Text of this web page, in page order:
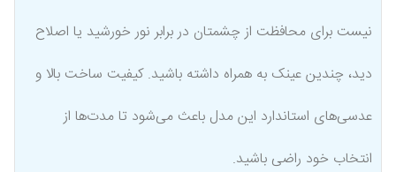
نیست برای محافظت از چشمتان در برابر نور خورشید یا اصلاح
دید، چندین عینک به همراه داشته باشید. کیفیت ساخت بالا و
عدسی‌های استاندارد این مدل باعث می‌شود تا مدت‌ها از
انتخاب خود راضی باشید.